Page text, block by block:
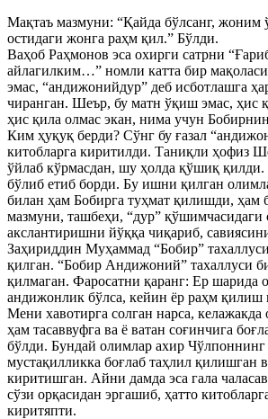
Мақтаъ мазмуни: “Қайда бўлсанг, жоним
остидаги жонга раҳм қил.” Бўлди.
Ваҳоб Раҳмонов эса охирги сатрни
айлагилким…” номли катта бир
эмас, “андижонийдур” деб исботлашга
чиранган. Шеър, бу матн ўқиш эмас,
ҳис қила олмас экан, нима учун
Ким ҳуқуқ берди? Сўнг бу ғазал
китобларга киритилди. Таниқли ҳофиз
ўйлаб кўрмасдан, шу ҳолда қўшиқ
бўлиб етиб борди. Бу ишни қилган
билан ҳам Бобирга туҳмат қилишди, ҳам
мазмуни, ташбеҳи, “дур” қўшимчасидаги
акслантиришни йўққа чиқариб,
Заҳириддин Муҳаммад “Бобир”
қилган. “Бобир Андижоний” тахаллуси
қилмаган. Фаросатни қаранг: Ер
андижонлик бўлса, кейин ёр раҳм қилиш
Мени хавотирга солган нарса, келажакда
ҳам тасаввуфга ва ё ватан соғинчига
бўлди. Бундай олимлар ахир Чўлпоннинг
мустақилликка боғлаб таҳлил қилишган
киритишган. Айни дамда эса гала
сўзи орқасидан эргашиб, ҳатто
киритяпти.